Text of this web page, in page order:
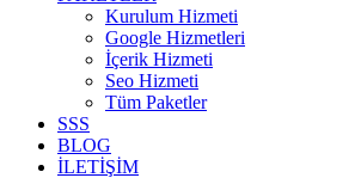
Kurulum Hizmeti
Google Hizmetleri
İçerik Hizmeti
Seo Hizmeti
Tüm Paketler
SSS
BLOG
İLETİŞİM